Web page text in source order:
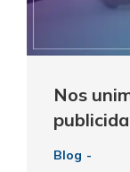
Nos
Blog